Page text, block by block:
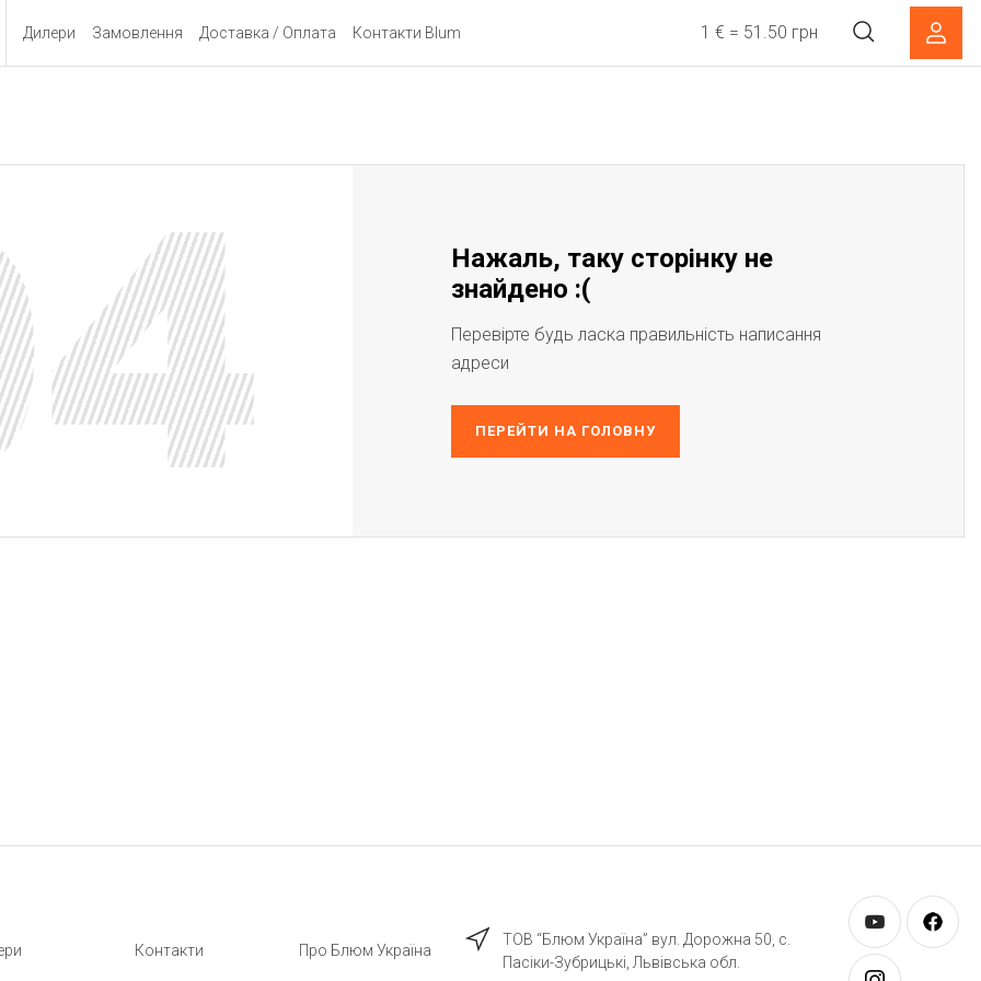
Дилери Замовлення Доставка / Оплата Контакти Blum 1 € = 51.50 грн
Нажаль, таку сторінку не
знайдено :(
Перевірте будь ласка правильність написання
адреси
ПЕРЕЙТИ НА ГОЛОВНУ
Контакти Про Блюм Україна
ТОВ “Блюм Україна” вул. Дорожна 50, c.
Пасіки-Зубрицькі, Львівська обл.